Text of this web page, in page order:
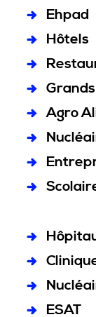
Ehpad
Hôtels
Agro
ESAT